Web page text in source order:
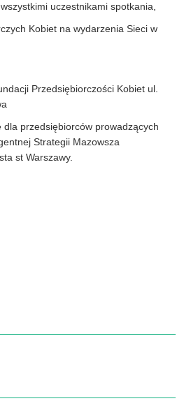
uczestnikami spotkania,
Kobiet na wydarzenia Sieci w
Przedsiębiorczości Kobiet ul.
przedsiębiorców prowadzących
Strategii Mazowsza
st Warszawy.